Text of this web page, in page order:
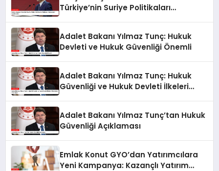
Türkiye’nin Suriye Politikaları
Adalet Bakanı Yılmaz Tunç: Hukuk
Devleti ve Hukuk Güvenliği Önemli
Adalet Bakanı Yılmaz Tunç: Hukuk
Güvenliği ve Hukuk Devleti İlkeleri
Adalet Bakanı Yılmaz Tunç’tan Hukuk
Güvenliği Açıklaması
Emlak Konut GYO’dan Yatırımcılara
Yeni Kampanya: Kazançlı Yatırım